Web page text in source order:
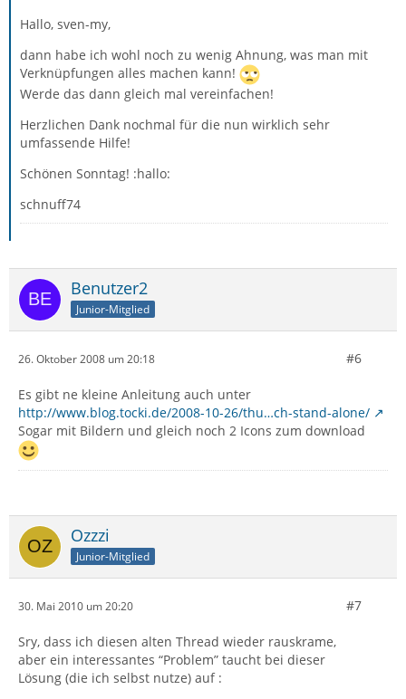
Hallo, sven-my,
dann habe ich wohl noch zu wenig Ahnung, was man mit
Verknüpfungen alles machen kann!
Werde das dann gleich mal vereinfachen!
Herzlichen Dank nochmal für die nun wirklich sehr
umfassende Hilfe!
Schönen Sonntag! :hallo:
schnuff74
Benutzer2
Junior-Mitglied
26. Oktober 2008 um 20:18 #6
Es gibt ne kleine Anleitung auch unter
http://www.blog.tocki.de/2008-10-26/thu…ch-stand-alone/
Sogar mit Bildern und gleich noch 2 Icons zum download
Ozzzi
Junior-Mitglied
30. Mai 2010 um 20:20 #7
Sry, dass ich diesen alten Thread wieder rauskrame,
aber ein interessantes “Problem” taucht bei dieser
Lösung (die ich selbst nutze) auf :